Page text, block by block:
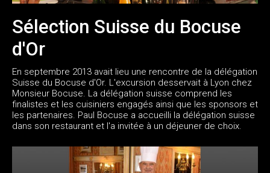
Sélection Suisse du Bocuse
d'Or
En septembre 2013 avait lieu une rencontre de la délégation
Suisse du Bocuse d'Or. L'excursion desservait à Lyon chez
Monsieur Bocuse. La délégation suisse comprend les
finalistes et les cuisiniers engagés ainsi que les sponsors et
les partenaires. Paul Bocuse a accueilli la délégation suisse
dans son restaurant et l'a invitée à un déjeuner de choix.